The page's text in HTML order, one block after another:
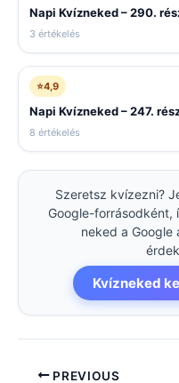
Napi Kvízneked – 290.
3 értékelés
⭐4,9
Napi Kvízneked – 247.
8 értékelés
Szeretsz kvízezni?
Google-forrásodként,
neked a
Kvízneked
PREVIOUS